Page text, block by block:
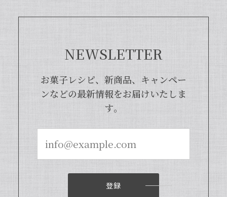
機会がございましたら、当店をよろしく
いつもお店で使わさせてもらってます。 バニラの香
りも良く、あの量でお値段も安くとても使いやすい
NEWSLETTER
お菓子レシピ、新商品、キャンペー
ンなどの最新情報をお届けいたしま
す。
登録